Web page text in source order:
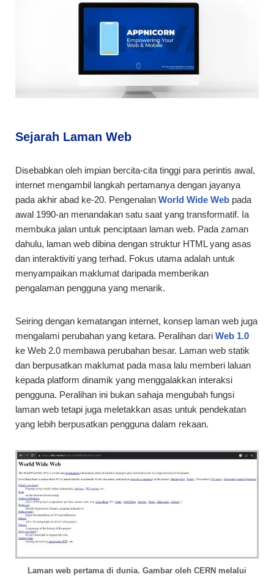
Sejarah Laman Web
Disebabkan oleh impian bercita-cita tinggi para perintis awal,
internet mengambil langkah pertamanya dengan jayanya
pada akhir abad ke-20. Pengenalan World Wide Web pada
awal 1990-an menandakan satu saat yang transformatif. Ia
membuka jalan untuk penciptaan laman web. Pada zaman
dahulu, laman web dibina dengan struktur HTML yang asas
dan interaktiviti yang terhad. Fokus utama adalah untuk
menyampaikan maklumat daripada memberikan
pengalaman pengguna yang menarik.
Seiring dengan kematangan internet, konsep laman web juga
mengalami perubahan yang ketara. Peralihan dari Web 1.0
ke Web 2.0 membawa perubahan besar. Laman web statik
dan berpusatkan maklumat pada masa lalu memberi laluan
kepada platform dinamik yang menggalakkan interaksi
pengguna. Peralihan ini bukan sahaja mengubah fungsi
laman web tetapi juga meletakkan asas untuk pendekatan
yang lebih berpusatkan pengguna dalam rekaan.
Laman web pertama di dunia. Gambar oleh CERN melalui